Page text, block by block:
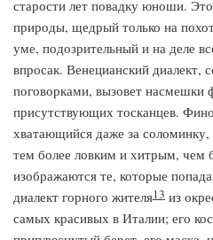
старости лет повадку юноши.
природы, щедрый только на
уме, подозрительный и на деле
впросак. Венецианский диалект,
поговорками, вызовет насмешки
присутствующих тосканцев.
хватающийся даже за
тем более ловким и хитрым, чем
изображаются те, которые
диалект горного жителя13 из
самых красивых в Италии; его